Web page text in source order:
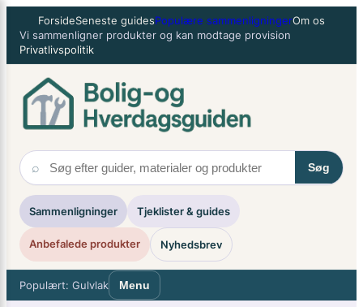
Spring
indhold
ForsideSeneste guidesPopulære sammenligningerOm os
Vi sammenligner produkter og kan modtage provision
Privatlivspolitik
⌕ Søg
Sammenligninger Tjeklister & guides
Anbefalede produkter Nyhedsbrev
Populært: Gulvlak Menu